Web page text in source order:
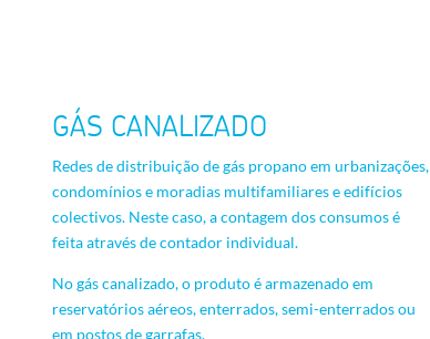
GÁS CANALIZADO
Redes de distribuição de gás propano em urbanizações,
condomínios e moradias multifamiliares e edifícios
colectivos. Neste caso, a contagem dos consumos é
feita através de contador individual.
No gás canalizado, o produto é armazenado em
reservatórios aéreos, enterrados, semi-enterrados ou
em postos de garrafas.